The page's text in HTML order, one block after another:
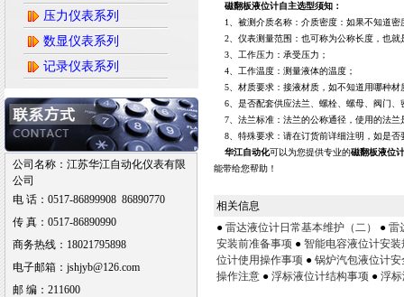
压力仪表系列
数显仪表系列
记录仪表系列
公司名称：江苏华江自动化仪表有限
公司
电 话：0517-86899908 86890770
传 真：0517-86890990
商务热线：18021795898
电子邮箱：jshjyb@126.com
邮 编：211600
磁翻板液位计自主选型须知：
1、被测介质名称：介质密度：如果不知道
2、仪表测量范围：也可称为公称长度，也
3、工作压力：承受压力；
4、工作温度：测量液体的温度；
5、材质要求：接液材质，如不知道用哪种材
6、是否配套供应法兰、螺栓、螺母、阀门、
7、法兰标准：法兰的公称通径，使用的法兰
8、特殊要求：请在订货前详细注明，如是
华江自动化可以为您提供专业的磁翻板液位计
能带给您帮助！
相关信息
● 雷达液位计日常基本维护（二） ● 雷
安装前准备事项 ● 智能电容液位计安装
位计使用操作事项 ● 锅炉汽包液位计
操作注意 ● 浮标液位计结构事项 ● 浮